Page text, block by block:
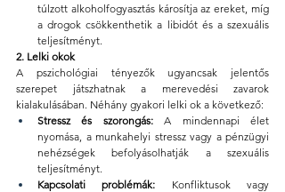
túlzott alkoholfogyasztás károsítja az ereket, míg
a drogok csökkenthetik a libidót és a szexuális
teljesítményt.
2. Lelki okok
A pszichológiai tényezők ugyancsak jelentős
szerepet játszhatnak a merevedési zavarok
kialakulásában. Néhány gyakori lelki ok a következő:
Stressz és szorongás: A mindennapi élet
nyomása, a munkahelyi stressz vagy a pénzügyi
nehézségek befolyásolhatják a szexuális
teljesítményt.
Kapcsolati problémák: Konfliktusok vagy